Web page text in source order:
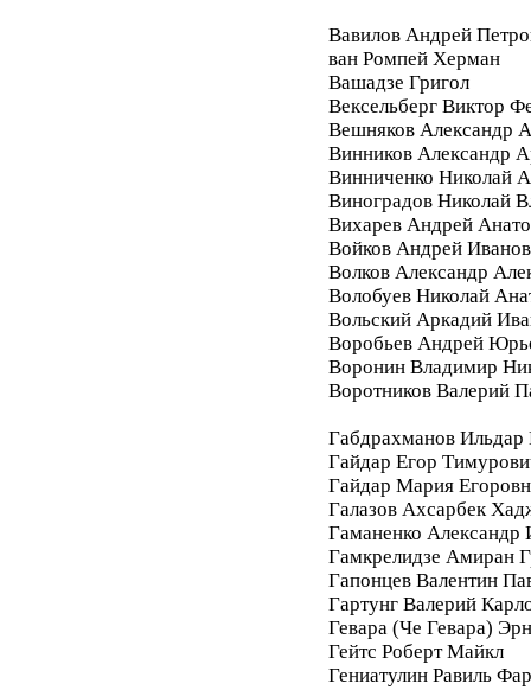
Вавилов Андрей
ван Ромпей Херман
Вашадзе Григол
Вексельберг Виктор
Вешняков Александр
Винников Александр
Винниченко Николай
Виноградов Николай
Вихарев Андрей
Войков Андрей
Волков Александр
Волобуев Николай
Вольский Аркадий
Воробьев Андрей
Воронин Владимир
Воротников Валерий
Габдрахманов Ильдар
Гайдар Егор
Гайдар Мария
Галазов Ахсарбек
Гаманенко Александр
Гамкрелидзе Амиран
Гапонцев Валентин
Гартунг Валерий
Гевара (Че Гевара)
Гейтс Роберт Майкл
Гениатулин Равиль